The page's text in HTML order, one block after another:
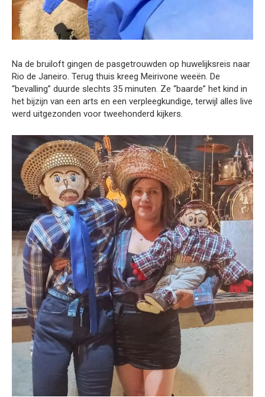
Na de bruiloft gingen de pasgetrouwden op huwelijksreis naar
Rio de Janeiro. Terug thuis kreeg Meirivone weeën. De
“bevalling” duurde slechts 35 minuten. Ze “baarde” het kind in
het bijzijn van een arts en een verpleegkundige, terwijl alles live
werd uitgezonden voor tweehonderd kijkers.